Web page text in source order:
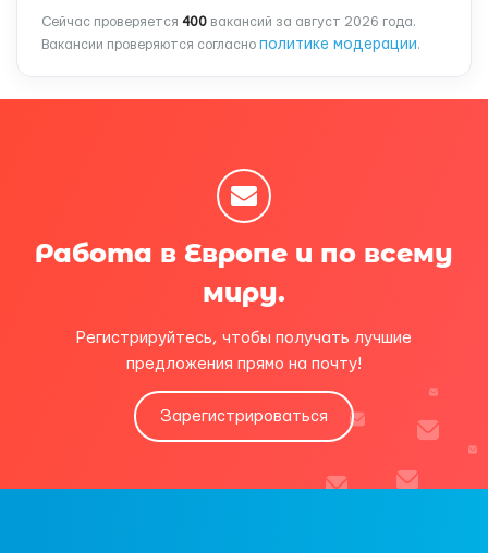
Сейчас проверяется 400 вакансий за август 2026 года.
Вакансии проверяются согласно политике модерации.
Работа в Европе и по всему
миру.
Регистрируйтесь, чтобы получать лучшие
предложения прямо на почту!
Зарегистрироваться